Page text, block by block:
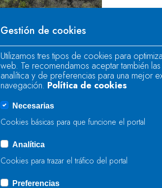
LA
74,9%
31 DE
LA
75,3%
Gestión de cookies
Utilizamos tres tipos de cookies para
web. Te recomendamos aceptar también
analítica y de preferencias para una mejor
navegación. Política de cookies
Necesarias
Cookies básicas para que funcione el portal
Analítica
Cookies para trazar el tráfico del portal
Preferencias